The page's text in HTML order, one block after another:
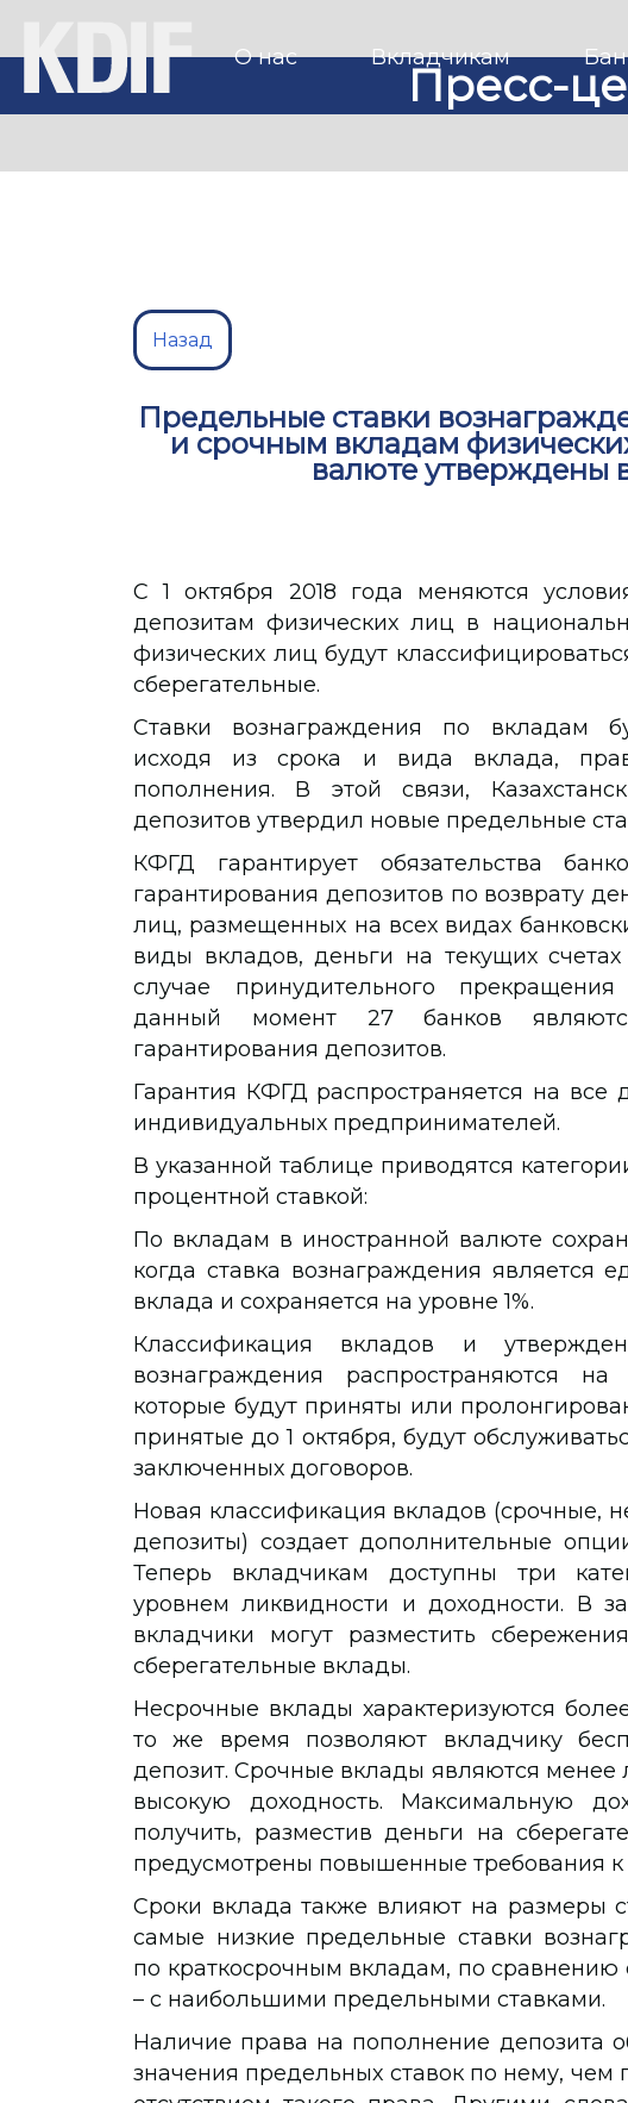
О нас Вкладчикам
Пресс-
Назад
Предельные ставки
и срочным вкладам
валюте утверждены
С 1 октября 2018 года меняются
депозитам физических лиц в
физических лиц будут
сберегательные.
Ставки вознаграждения по вкладам
исходя из срока и вида вклада,
пополнения. В этой связи,
депозитов утвердил новые предельные
КФГД гарантирует обязательства
гарантирования депозитов по возврату
лиц, размещенных на всех видах
виды вкладов, деньги на текущих
случае принудительного
данный момент 27 банков
гарантирования депозитов.
Гарантия КФГД распространяется на все
индивидуальных предпринимателей.
В указанной таблице приводятся
процентной ставкой:
По вкладам в иностранной валюте
когда ставка вознаграждения является
вклада и сохраняется на уровне 1%.
Классификация вкладов и
вознаграждения распространяются
которые будут приняты или
принятые до 1 октября, будут
заключенных договоров.
Новая классификация вкладов (срочные,
депозиты) создает дополнительные
Теперь вкладчикам доступны три
уровнем ликвидности и доходности. В
вкладчики могут разместить
сберегательные вклады.
Несрочные вклады характеризуются
то же время позволяют вкладчику
депозит. Срочные вклады являются
высокую доходность. Максимальную
получить, разместив деньги на
предусмотрены повышенные требования к
Сроки вклада также влияют на размеры
самые низкие предельные ставки
по краткосрочным вкладам, по
– с наибольшими предельными ставками.
Наличие права на пополнение депозита
значения предельных ставок по нему, чем